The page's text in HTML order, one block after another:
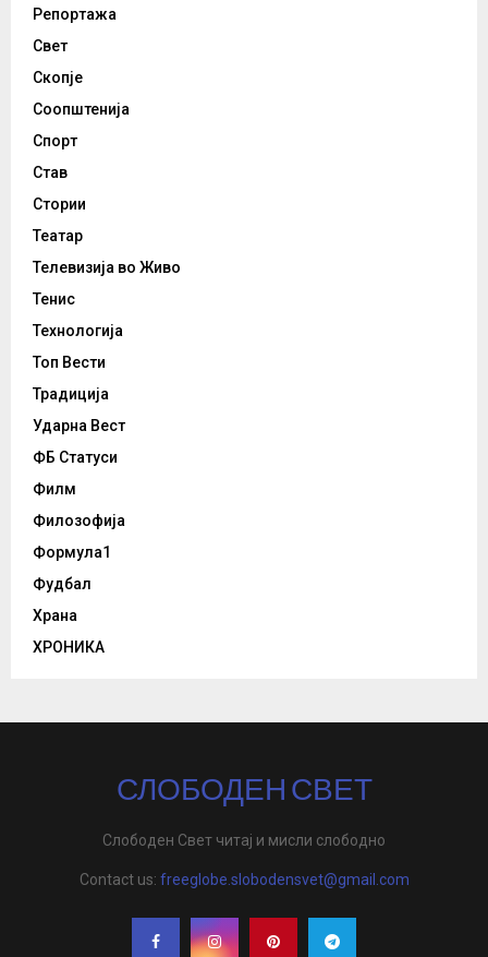
Репортажа
Свет
Скопје
Соопштенија
Спорт
Став
Стории
Театар
Телевизија во Живо
Тенис
Технологија
Топ Вести
Традиција
Ударна Вест
ФБ Статуси
Филм
Филозофија
Формула1
Фудбал
Храна
ХРОНИКА
СЛОБОДЕН СВЕТ
Слободен Свет читај и мисли слободно
Contact us: freeglobe.slobodensvet@gmail.com